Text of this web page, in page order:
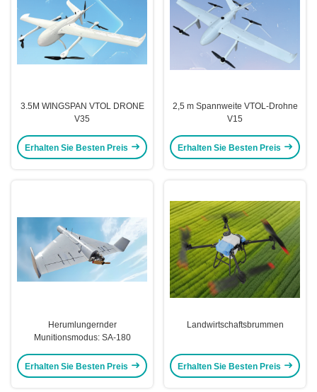
3.5M WINGSPAN VTOL DRONE
V35
Erhalten Sie Besten Preis
2,5 m Spannweite VTOL-Drohne
V15
Erhalten Sie Besten Preis
Herumlungernder
Munitionsmodus: SA-180
Erhalten Sie Besten Preis
Landwirtschaftsbrummen
Erhalten Sie Besten Preis